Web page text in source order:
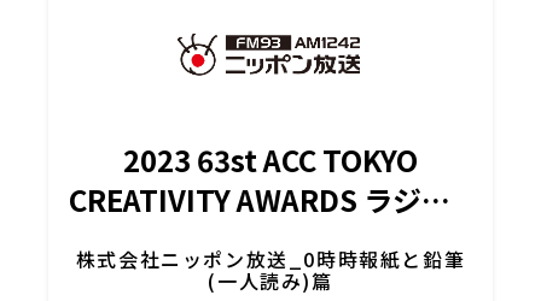
2023 63st ACC TOKYO
CREATIVITY AWARDS ラジオ&
オーディオ広告部門 「ACCファ
イナリスト」受賞
株式会社ニッポン放送_0時時報紙と鉛筆
(一人読み)篇